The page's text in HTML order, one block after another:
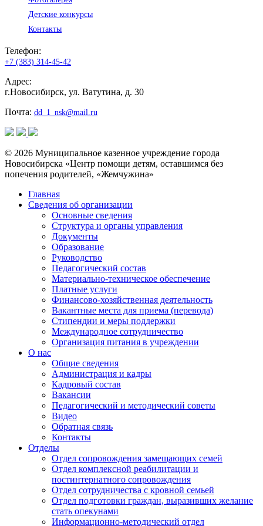
Детские конкурсы
Контакты
Телефон:
+7 (383) 314-45-42
Адрес:
г.Новосибирск, ул. Ватутина, д. 30
Почта: dd_1_nsk@mail.ru
© 2026 Муниципальное казенное учреждение города
Новосибирска «Центр помощи детям, оставшимся без
попечения родителей, «Жемчужина»
Главная
Сведения об организации
Основные сведения
Структура и органы управления
Документы
Образование
Руководство
Педагогический состав
Материально-техническое обеспечение
Платные услуги
Финансово-хозяйственная деятельность
Вакантные места для приема (перевода)
Стипендии и меры поддержки
Международное сотрудничество
Организация питания в учреждении
О нас
Общие сведения
Администрация и кадры
Кадровый состав
Вакансии
Педагогический и методический советы
Видео
Обратная связь
Контакты
Отделы
Отдел сопровождения замещающих семей
Отдел комплексной реабилитации и
постинтернатного сопровождения
Отдел сотрудничества с кровной семьей
Отдел подготовки граждан, выразивших желание
стать опекунами
Информационно-методический отдел